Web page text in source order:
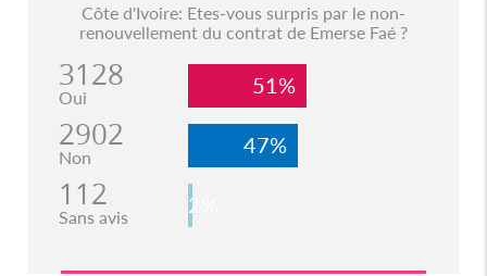
Côte d'Ivoire: Etes-vous surpris par le non-
renouvellement du contrat de Emerse Faé ?
3128
Oui 51%
2902
Non 47%
112
Sans avis 2%